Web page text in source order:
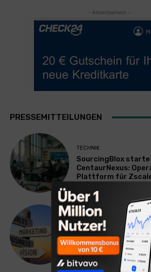
- Advertisement -
PRESSEMITTEILUNGEN
TECHNIK
SourcingBlox
CentaurNexus:
Plattform für
WERBUNG & MARKETING
Warum viele
Vermarktung falsch
warum das ihr
ausbremst